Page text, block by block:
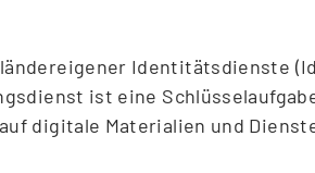
Identitätsdienste
ist eine
digitale Materialien und